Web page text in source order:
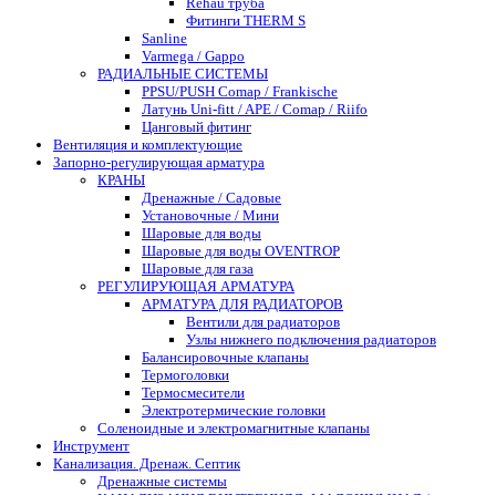
Фитинги THERM S
Sanline
Varmega / Gappo
РАДИАЛЬНЫЕ СИСТЕМЫ
PPSU/PUSH Comap / Frankische
Латунь Uni-fitt / APE / Comap / Riifo
Цанговый фитинг
Вентиляция и комплектующие
Запорно-регулирующая арматура
КРАНЫ
Дренажные / Садовые
Установочные / Мини
Шаровые для воды
Шаровые для воды OVENTROP
Шаровые для газа
РЕГУЛИРУЮЩАЯ АРМАТУРА
АРМАТУРА ДЛЯ РАДИАТОРОВ
Вентили для радиаторов
Узлы нижнего подключения радиаторов
Балансировочные клапаны
Термоголовки
Термосмесители
Электротермические головки
Соленоидные и электромагнитные клапаны
Инструмент
Канализация. Дренаж. Септик
Дренажные системы